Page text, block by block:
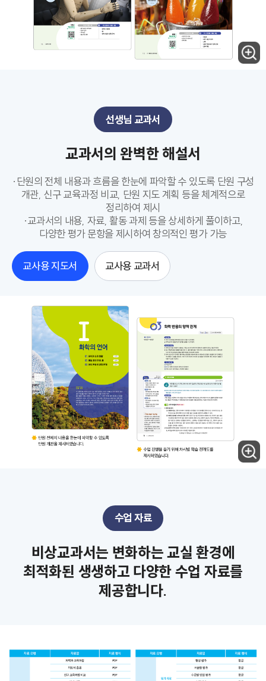
선생님 교과서
교과서의 완벽한 해설서
·단원의 전체 내용과 흐름을 한눈에 파악할 수 있도록 단원 구성
개관, 신구 교육과정 비교, 단원 지도 계획 등을 체계적으로
정리하여 제시
·교과서의 내용, 자료, 활동 과제 등을 상세하게 풀이하고,
다양한 평가 문항을 제시하여 창의적인 평가 가능
교사용 지도서 교사용 교과서
수업 자료
비상교과서는 변화하는 교실 환경에
최적화된 생생하고 다양한 수업 자료를
제공합니다.